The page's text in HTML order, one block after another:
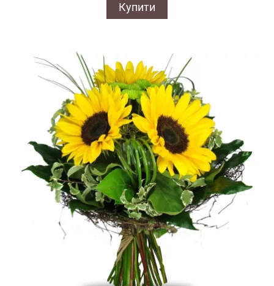
Купити